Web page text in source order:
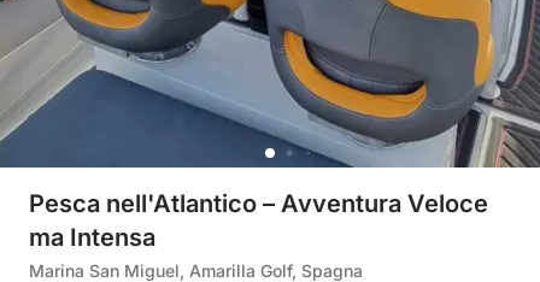
Pesca nell'Atlantico – Avventura Veloce
ma Intensa
Marina San Miguel, Amarilla Golf, Spagna